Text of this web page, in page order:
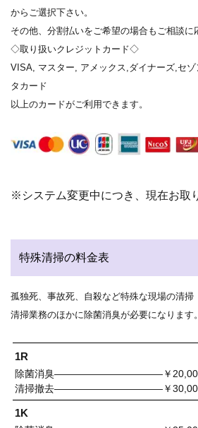
からご選択下さい。
その他、分割払いをご希望の場合もご相談に
◇取り扱いクレジットカード◇
VISA, マスター, アメックス,ダイナーズ,セ
タカード
以上のカードがご利用できます。
※システム変更中につき、現在お取
特殊清掃の料金表
孤独死、事故死、自殺など特殊な現場の清掃
清掃業務のほかに除菌消臭が必要になります。
1R
除菌消臭———————————￥
清掃撤去———————————￥
1K